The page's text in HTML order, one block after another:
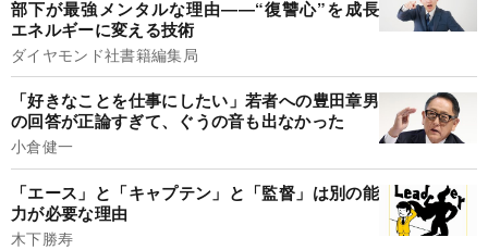
部下が最強メンタルな理由――“復讐心”を成長
エネルギーに変える技術
ダイヤモンド社書籍編集局
「好きなことを仕事にしたい」若者への豊田章男
の回答が正論すぎて、ぐうの音も出なかった
小倉健一
「エース」と「キャプテン」と「監督」は別の能
力が必要な理由
木下勝寿